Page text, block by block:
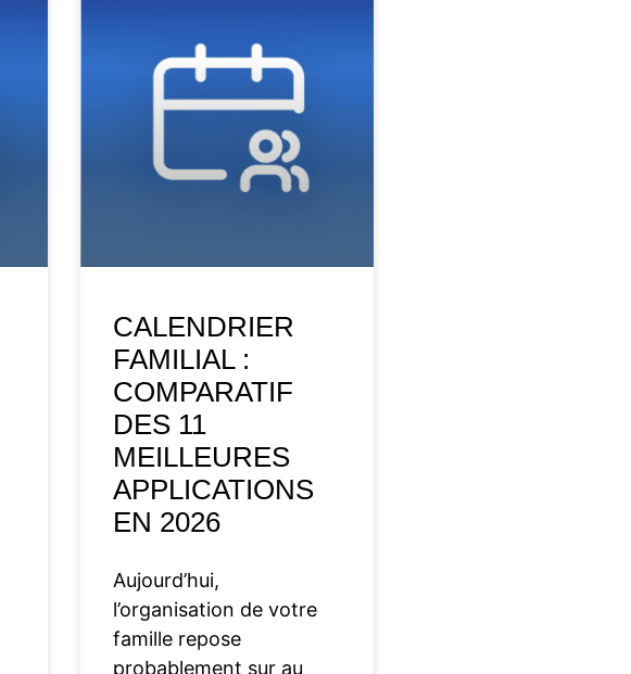
CALENDRIER
FAMILIAL :
COMPARATIF
DES 11
MEILLEURES
APPLICATIONS
EN 2026
Aujourd’hui,
l’organisation de votre
famille repose
probablement sur au